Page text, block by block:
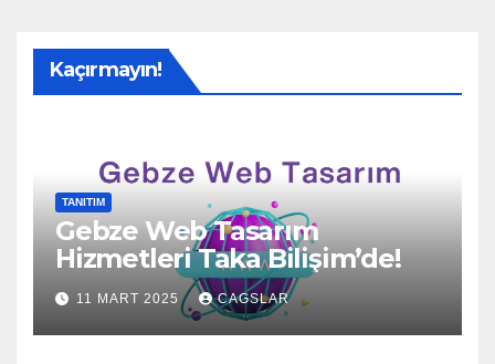
Kaçırmayın!
TANITIM
Gebze Web Tasarım
Hizmetleri Taka Bilişim’de!
11 MART 2025 CAGSLAR